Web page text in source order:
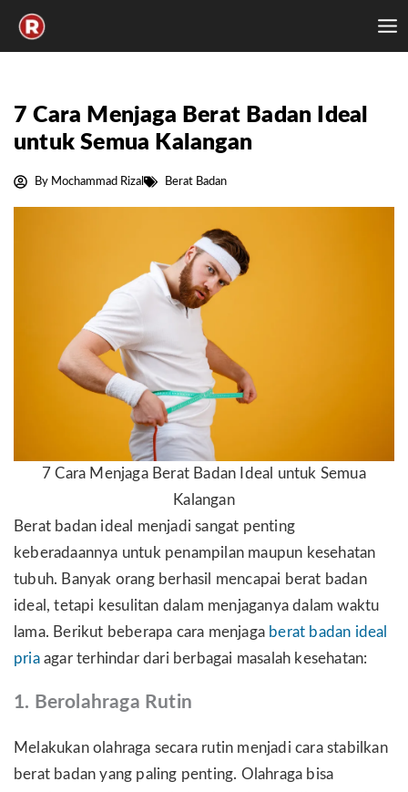
content
7 Cara Menjaga Berat Badan Ideal
untuk Semua Kalangan
By Mochammad Rizal Berat Badan
7 Cara Menjaga Berat Badan Ideal untuk Semua
Kalangan
Berat badan ideal menjadi sangat penting
keberadaannya untuk penampilan maupun kesehatan
tubuh. Banyak orang berhasil mencapai berat badan
ideal, tetapi kesulitan dalam menjaganya dalam waktu
lama. Berikut beberapa cara menjaga berat badan ideal
priaagar terhindar dari berbagai masalah kesehatan:
1. Berolahraga Rutin
Melakukan olahraga secara rutin menjadi cara stabilkan
berat badan yang paling penting. Olahraga bisa